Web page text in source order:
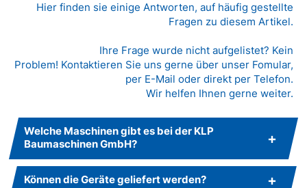
Hier finden sie einige Antworten, auf häufig gestellte
Fragen zu diesem Artikel.
Ihre Frage wurde nicht aufgelistet? Kein
Problem! Kontaktieren Sie uns gerne über unser Fomular,
per E-Mail oder direkt per Telefon.
Wir helfen Ihnen gerne weiter.
Welche Maschinen gibt es bei der KLP
Baumaschinen GmbH?
Können die Geräte geliefert werden?